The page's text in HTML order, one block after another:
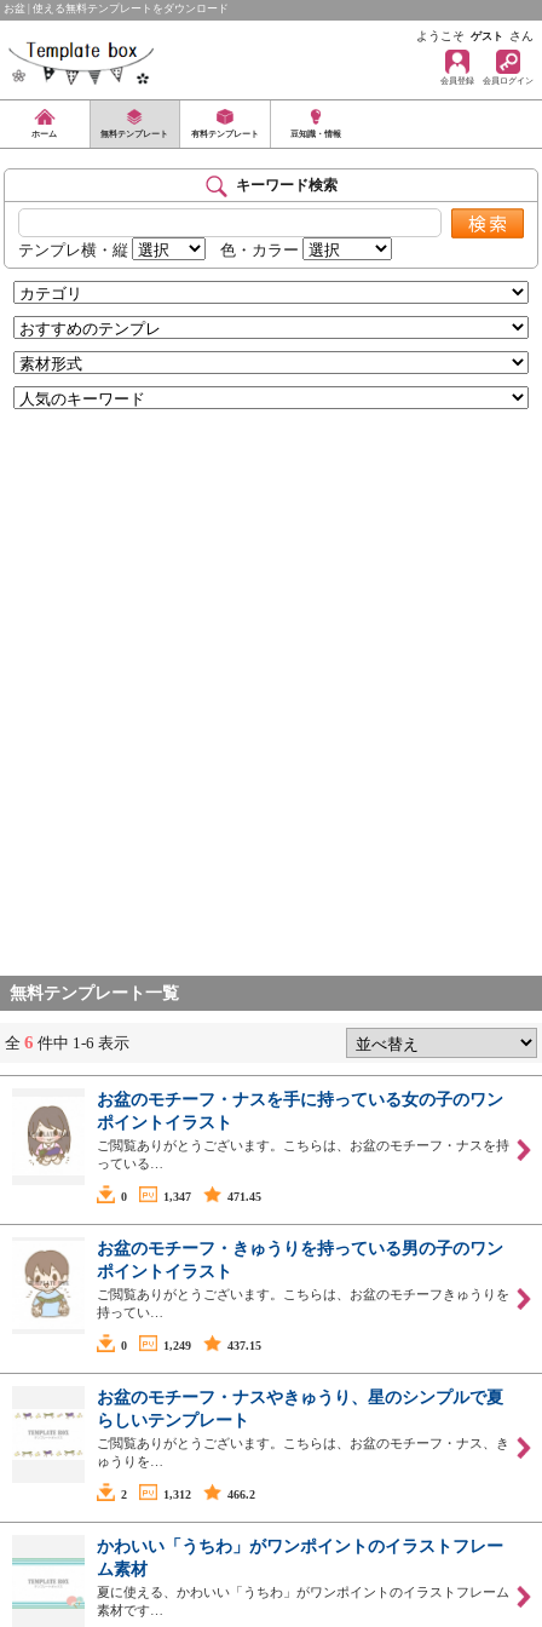
お盆 | 使える無料テンプレートをダウンロード
ようこそ ゲスト さん
会員登録 会員ログイン
ホーム 無料テンプレート 有料テンプレート 豆知識・情報
キーワード検索
テンプレ横・縦 色・カラー
無料テンプレート一覧
全 6 件中 1-6 表示
お盆のモチーフ・ナスを手に持っている女の子のワン
ポイントイラスト
ご閲覧ありがとうございます。こちらは、お盆のモチーフ・ナスを持
っている…
0 1,347 471.45
お盆のモチーフ・きゅうりを持っている男の子のワン
ポイントイラスト
ご閲覧ありがとうございます。こちらは、お盆のモチーフきゅうりを
持ってい…
0 1,249 437.15
お盆のモチーフ・ナスやきゅうり、星のシンプルで夏
らしいテンプレート
ご閲覧ありがとうございます。こちらは、お盆のモチーフ・ナス、き
ゅうりを…
2 1,312 466.2
かわいい「うちわ」がワンポイントのイラストフレー
ム素材
夏に使える、かわいい「うちわ」がワンポイントのイラストフレーム
素材です…